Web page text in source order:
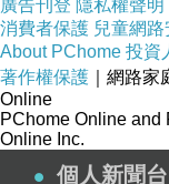
中華民國全民
府！我們需要
民國家園！
獨／高雄綠大
標案10年得標
廣告刊登 隱私權聲明
消費者保護 兒童網路
About PChome 投資
著作權保護 ｜網路
Online
PChome Online and
Online Inc.
個人新聞台